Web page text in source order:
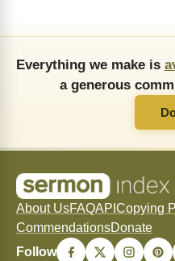
Everything we make is
a generous
About UsFAQAPI Copying
CommendationsDonate
Follow